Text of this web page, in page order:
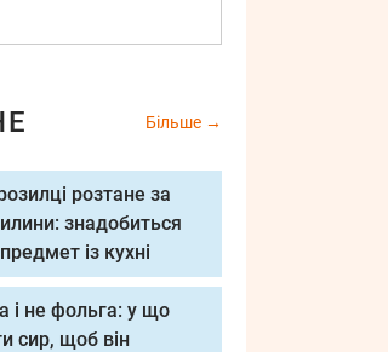
Більше
розтане за
знадобиться
із кухні
і не фольга: у що
сир, щоб він